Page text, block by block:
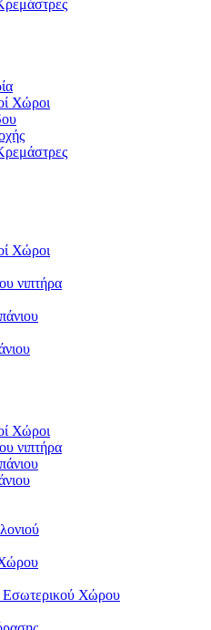
Χώροι
Χώροι
νιπτήρα
Χώροι
νιπτήρα
Εσωτερικού Χώρου